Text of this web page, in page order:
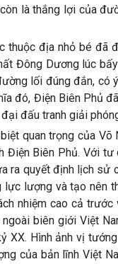
là thắng lợi của
địa nhỏ bé đã
Đông Dương lúc
lối đúng đắn,
đó, Điện Biên Phủ
đấu tranh giải
quan trọng của Võ
Điện Biên Phủ. Với
quyết định lịch sử
lượng và tạo nên
nhiệm cao cả
biên giới Việt
XX. Hình ảnh vị
của bản lĩnh Việt